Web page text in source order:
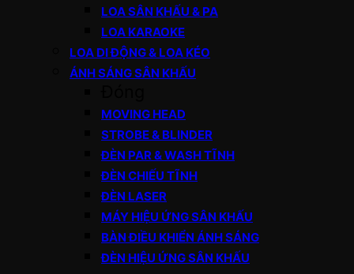
LOA SÂN KHẤU & PA
LOA KARAOKE
LOA DI ĐỘNG & LOA KÉO
ÁNH SÁNG SÂN KHẤU
MOVING HEAD
STROBE & BLINDER
ĐÈN PAR & WASH TĨNH
ĐÈN CHIẾU TĨNH
ĐÈN LASER
MÁY HIỆU ỨNG SÂN KHẤU
BÀN ĐIỀU KHIỂN ÁNH SÁNG
ĐÈN HIỆU ỨNG SÂN KHẤU